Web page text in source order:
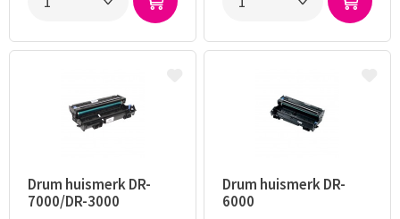
Drum huismerk DR-
7000/DR-3000
Drum huismerk DR-
6000